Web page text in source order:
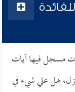
مسجل فيها آيات
هل علي شيء في